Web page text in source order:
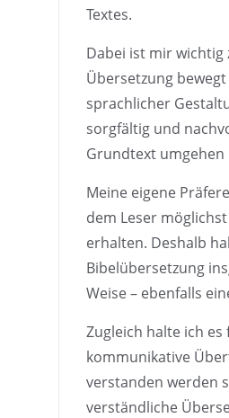
Textes.
Dabei ist mir wichtig
Übersetzung
sprachlicher
sorgfältig und
Grundtext umgehen
Meine eigene
dem Leser
erhalten. Deshalb
Bibelübersetzung
Weise – ebenfalls
Zugleich halte ich
kommunikative
verstanden werden
verständliche